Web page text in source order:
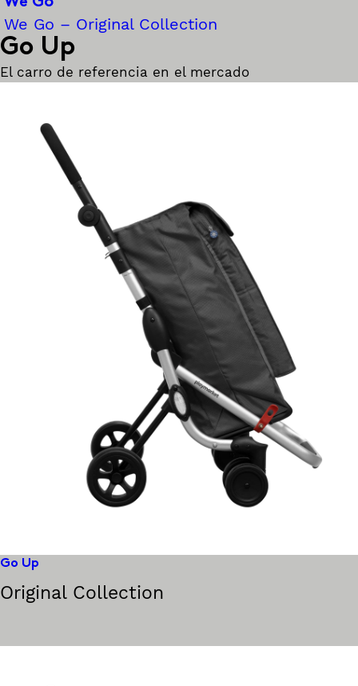
We Go – Original Collection
Go Up
El carro de referencia en el mercado
Go Up
Original Collection